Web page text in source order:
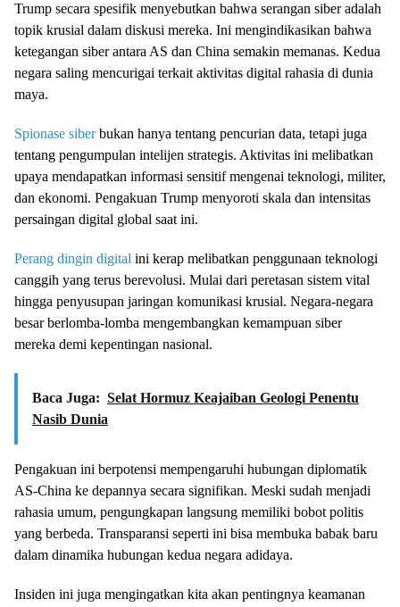
Trump secara spesifik menyebutkan bahwa serangan siber adalah
topik krusial dalam diskusi mereka. Ini mengindikasikan bahwa
ketegangan siber antara AS dan China semakin memanas. Kedua
negara saling mencurigai terkait aktivitas digital rahasia di dunia
maya.
Spionase siberbukan hanya tentang pencurian data, tetapi juga
tentang pengumpulan intelijen strategis. Aktivitas ini melibatkan
upaya mendapatkan informasi sensitif mengenai teknologi, militer,
dan ekonomi. Pengakuan Trump menyoroti skala dan intensitas
persaingan digital global saat ini.
Perang dingin digital ini kerap melibatkan penggunaan teknologi
canggih yang terus berevolusi. Mulai dari peretasan sistem vital
hingga penyusupan jaringan komunikasi krusial. Negara-negara
besar berlomba-lomba mengembangkan kemampuan siber
mereka demi kepentingan nasional.
Baca Juga: Selat Hormuz Keajaiban Geologi Penentu
Nasib Dunia
Pengakuan ini berpotensi mempengaruhi hubungan diplomatik
AS-China ke depannya secara signifikan. Meski sudah menjadi
rahasia umum, pengungkapan langsung memiliki bobot politis
yang berbeda. Transparansi seperti ini bisa membuka babak baru
dalam dinamika hubungan kedua negara adidaya.
Insiden ini juga mengingatkan kita akan pentingnya keamanan